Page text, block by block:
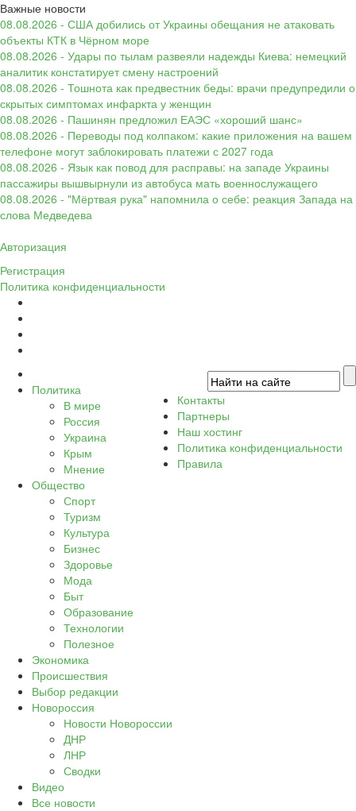
Важные новости
08.08.2026 - США добились от Украины обещания не атаковать
объекты КТК в Чёрном море
08.08.2026 - Удары по тылам развеяли надежды Киева: немецкий
аналитик констатирует смену настроений
08.08.2026 - Тошнота как предвестник беды: врачи предупредили о
скрытых симптомах инфаркта у женщин
08.08.2026 - Пашинян предложил ЕАЭС «хороший шанс»
08.08.2026 - Переводы под колпаком: какие приложения на вашем
телефоне могут заблокировать платежи с 2027 года
08.08.2026 - Язык как повод для расправы: на западе Украины
пассажиры вышвырнули из автобуса мать военнослужащего
08.08.2026 - "Мёртвая рука" напомнила о себе: реакция Запада на
слова Медведева
Авторизация
Регистрация
Политика конфиденциальности
Политика
В мире
Россия
Украина
Крым
Мнение
Общество
Спорт
Туризм
Культура
Бизнес
Здоровье
Мода
Быт
Образование
Технологии
Полезное
Экономика
Происшествия
Выбор редакции
Новороссия
Новости Новороссии
ДНР
ЛНР
Сводки
Видео
Все новости
Контакты
Партнеры
Наш хостинг
Политика конфиденциальности
Правила